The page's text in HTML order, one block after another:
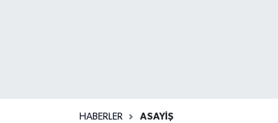
HABERLER ASAYİŞ